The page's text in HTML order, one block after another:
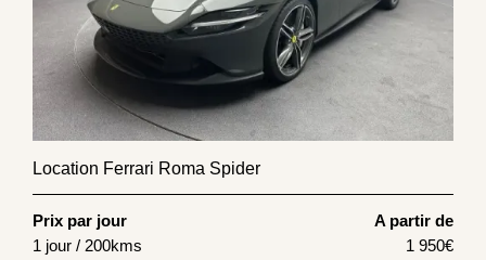
Location Ferrari Roma Spider
Prix par jour
A partir de
1 jour / 200kms
1 950€